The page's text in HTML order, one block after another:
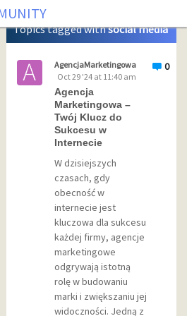
Topics tagged withsocial media
0
AgencjaMarketingowa
Oct 29 '24 at 11:40 am
Agencja
Marketingowa –
Twój Klucz do
Sukcesu w
Internecie
W dzisiejszych
czasach, gdy
obecność w
internecie jest
kluczowa dla sukcesu
każdej firmy, agencje
marketingowe
odgrywają istotną
rolę w budowaniu
marki i zwiększaniu jej
widoczności. Jedną z